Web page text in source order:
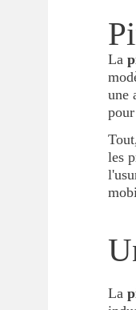
La
une
les
La